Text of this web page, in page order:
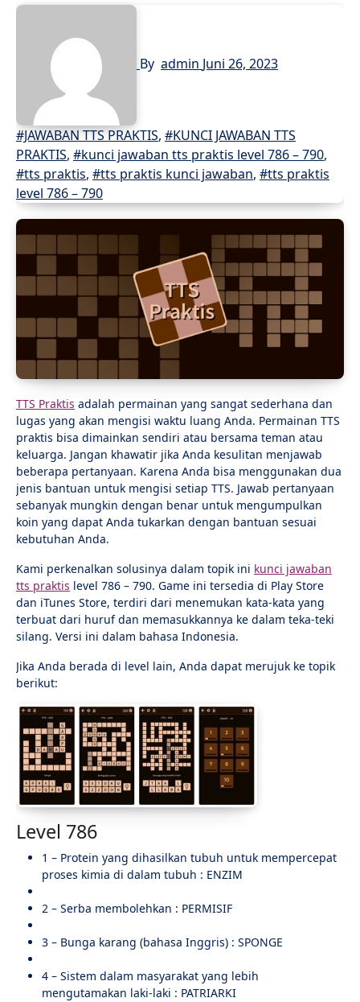
By admin Juni 26, 2023
#JAWABAN TTS PRAKTIS, #KUNCI JAWABAN TTS
PRAKTIS, #kunci jawaban tts praktis level 786 – 790,
#tts praktis, #tts praktis kunci jawaban, #tts praktis
level 786 – 790
TTS Praktis adalah permainan yang sangat sederhana dan
lugas yang akan mengisi waktu luang Anda. Permainan TTS
praktis bisa dimainkan sendiri atau bersama teman atau
keluarga. Jangan khawatir jika Anda kesulitan menjawab
beberapa pertanyaan. Karena Anda bisa menggunakan dua
jenis bantuan untuk mengisi setiap TTS. Jawab pertanyaan
sebanyak mungkin dengan benar untuk mengumpulkan
koin yang dapat Anda tukarkan dengan bantuan sesuai
kebutuhan Anda.
Kami perkenalkan solusinya dalam topik ini kunci jawaban
tts praktis level 786 – 790. Game ini tersedia di Play Store
dan iTunes Store, terdiri dari menemukan kata-kata yang
terbuat dari huruf dan memasukkannya ke dalam teka-teki
silang. Versi ini dalam bahasa Indonesia.
Jika Anda berada di level lain, Anda dapat merujuk ke topik
berikut:
Level 786
1 – Protein yang dihasilkan tubuh untuk mempercepat
proses kimia di dalam tubuh : ENZIM
2 – Serba membolehkan : PERMISIF
3 – Bunga karang (bahasa Inggris) : SPONGE
4 – Sistem dalam masyarakat yang lebih
mengutamakan laki-laki : PATRIARKI